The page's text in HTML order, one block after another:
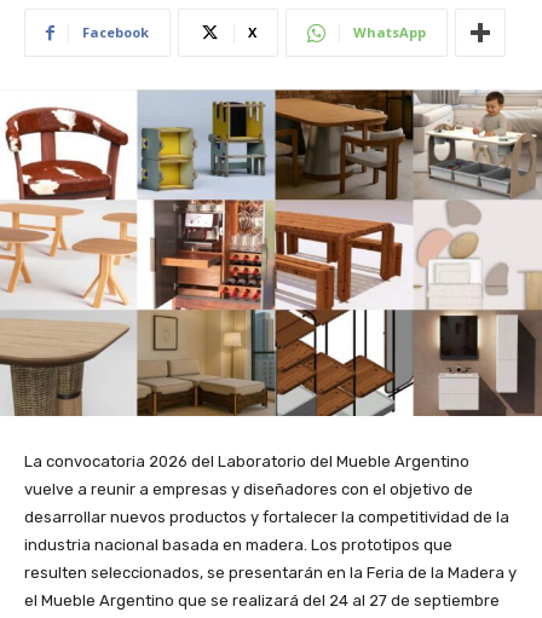
Facebook X WhatsApp
La convocatoria 2026 del Laboratorio del Mueble Argentino
vuelve a reunir a empresas y diseñadores con el objetivo de
desarrollar nuevos productos y fortalecer la competitividad de la
industria nacional basada en madera. Los prototipos que
resulten seleccionados, se presentarán en la Feria de la Madera y
el Mueble Argentino que se realizará del 24 al 27 de septiembre